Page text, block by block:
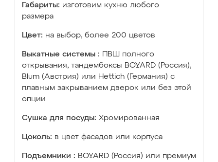
Габариты: изготовим кухню любого
размера
Цвет: на выбор, более 200 цветов
Выкатные системы :
ПВШ полного
открывания, тандембоксы BOYARD (Россия),
Blum (Австрия) или Hettich (Германия) с
плавным закрыванием дверок или без этой
опции
Сушка для посуды: Хромированная
Цоколь: в цвет фасадов или корпуса
Подъемники : BOYARD (Россия) или премиум